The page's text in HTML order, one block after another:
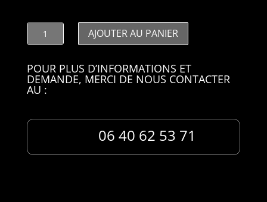
quantité
de
AJOUTER AU PANIER
POUR PLUS D’INFORMATIONS ET
DEMANDE, MERCI DE NOUS CONTACTER
AU :
06 40 62 53 71